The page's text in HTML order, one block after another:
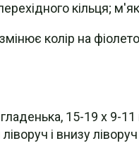
кільця;
колір на
гладенька, 15-19 х
і внизу